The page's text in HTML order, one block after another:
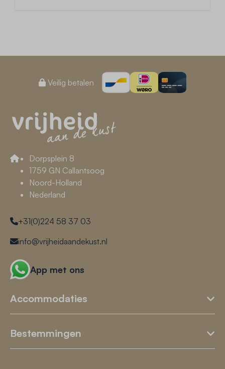
Veilig betalen
Dorpsplein 8
1759 GN Callantsoog
Noord-Holland
Nederland
+31(0)224 58 37 03
info@vrijheidaandekust.nl
App met ons
Accommodaties
Bestemmingen